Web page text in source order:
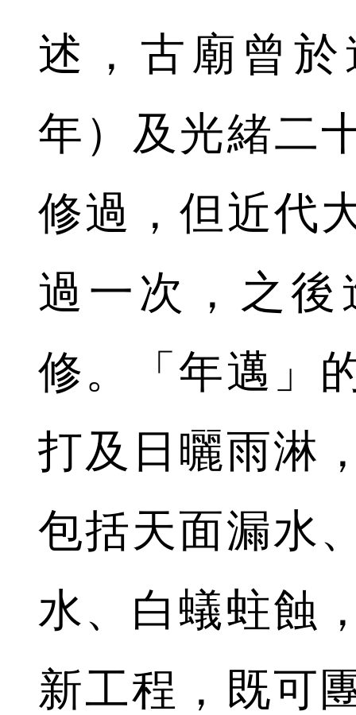
述，古廟曾於
年）及光緒二
修過，但近代
過一次，之
修。「年邁」
打及日曬雨淋
包括天面漏水
水、白蟻蛀蝕
新工程，既可